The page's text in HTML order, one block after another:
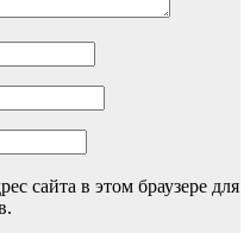
сайта в этом браузере для